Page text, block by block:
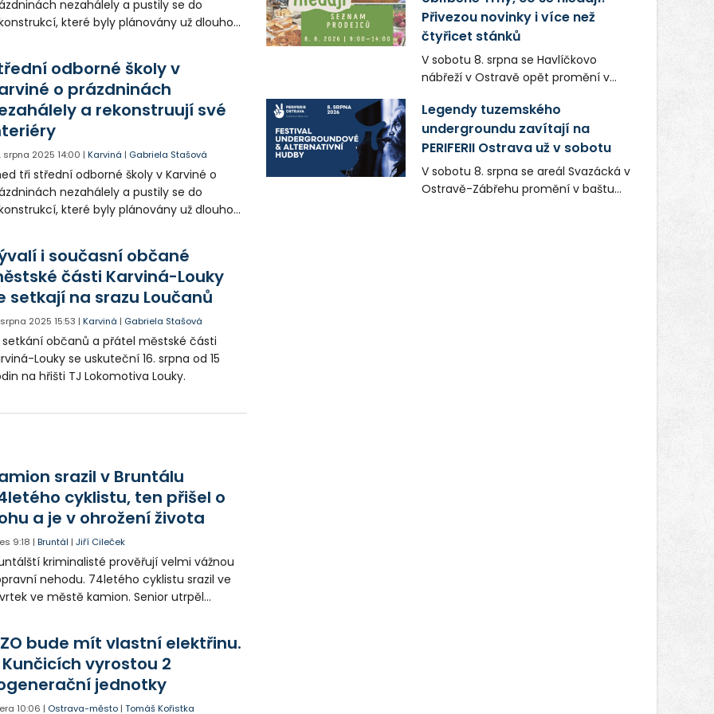
nezahálely a pustily se do
které byly plánovány už dlouhou
studenty.
odborné školy v
o prázdninách
a rekonstruují své
srpna 2025 14:00 |Karviná | Gabriela Stašová
tři střední odborné školy v Karviné o
nezahálely a pustily se do
které byly plánovány už dlouhou
studenty.
i současní občané
části Karviná-Louky
setkají na srazu Loučanů
srpna 2025 15:53 |Karviná | Gabriela Stašová
setkání občanů a přátel městské části
Louky se uskuteční 16. srpna od 15
na hřišti TJ Lokomotiva Louky.
srazil v Bruntálu
cyklistu, ten přišel o
a je v ohrožení života
9:18 |Bruntál |Jiří Cileček
kriminalisté prověřují velmi vážnou
nehodu. 74letého cyklistu srazil ve
ve městě kamion. Senior utrpěl
případné svědky.
bude mít vlastní elektřinu.
Kunčicích vyrostou 2
jednotky
10:06 | Ostrava-město |Tomáš Kořistka
Přivezou novinky i více než
čtyřicet stánků
V sobotu 8. srpna se Havlíčkovo
nábřeží v Ostravě opět promění v
lokálních výrobků. Trhy, co se hledají
tentokrát nabídnou více než čtyřicet
pečlivě vybraných stánků s kvalitní
gastronomií, farmářskými produkty,
designem i řemeslnou tvorbou.
Návštěvníci se mohou těšit nejen na
Legendy tuzemského
undergroundu zavítají na
PERIFERII Ostrava už v sobotu
V sobotu 8. srpna se areál Svazácká v
Ostravě-Zábřehu promění v baštu